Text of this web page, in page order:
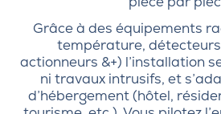
Grâce à des équipements
température, détecteurs
actionneurs &+) l’installation
ni travaux intrusifs, et
d’hébergement (hôtel,